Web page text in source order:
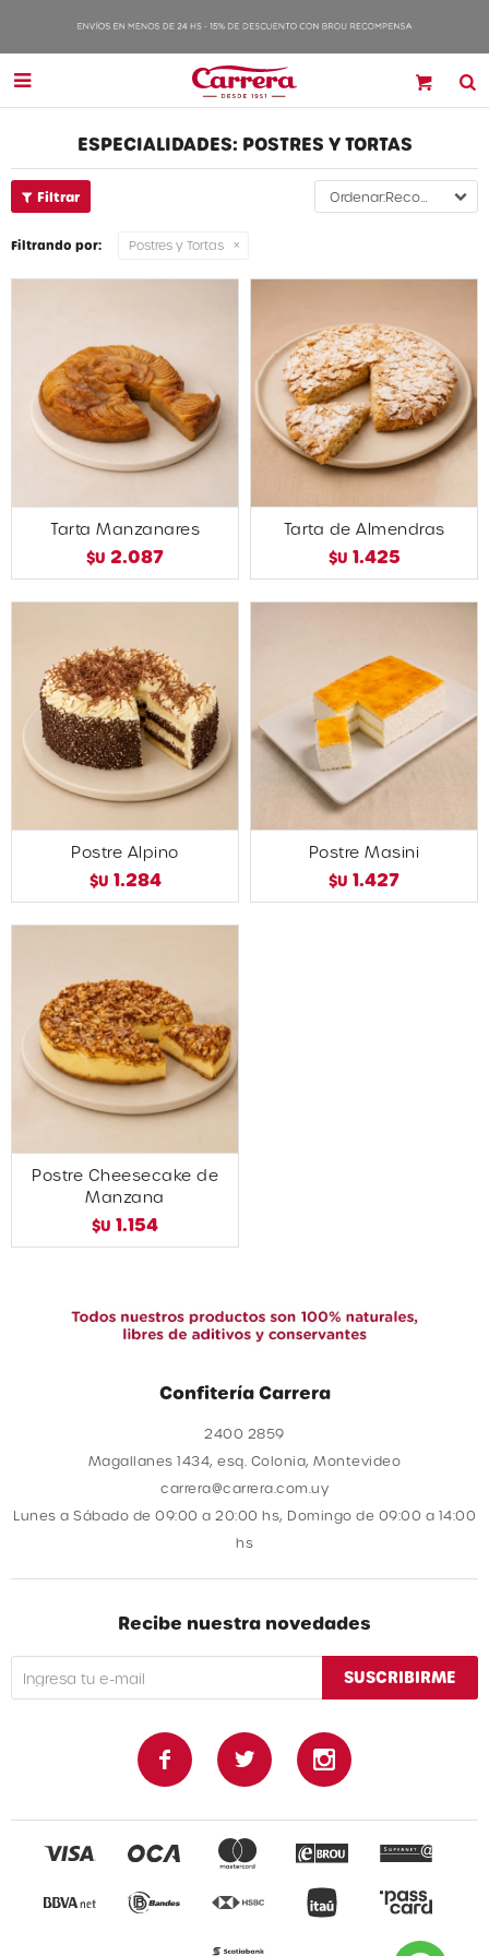

ESPECIALIDADES: POSTRES Y TORTAS
Recomendados
Filtrando por: Postres y Tortas
Tarta Manzanares
$U 2.087
Tarta de Almendras
$U 1.425
Postre Alpino
$U 1.284
Postre Masini
$U 1.427
Postre Cheesecake de
Manzana
$U 1.154
Confitería Carrera
2400 2859
Magallanes 1434, esq. Colonia, Montevideo
carrera@carrera.com.uy
Lunes a Sábado de 09:00 a 20:00 hs, Domingo de 09:00 a 14:00
hs
Recibe nuestra novedades
SUSCRIBIRME
  